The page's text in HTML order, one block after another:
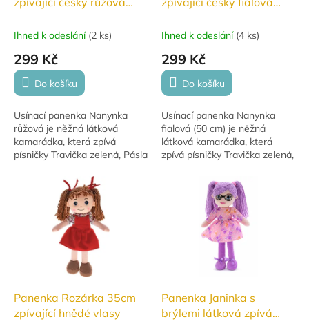
Ihned k odeslání (2 ks)
299 Kč
Do košíku
Usínací panenka Nanynka
růžová je něžná látková
kamarádka, která zpívá
písničky Travička zelená, Pásla
ovečky a Halí belí. Po stisknutí
bříška mluví a zpívá, čímž
Ihned k odeslání (4 ks)
299 Kč
Do košíku
Usínací panenka Nanynka
fialová (50 cm) je něžná
látková kamarádka, která
zpívá písničky Travička zelená,
Pásla ovečky a Halí belí. Po
stisknutí bříška mluví a zpívá,
Panenka Rozárka 35cm
zpívající hnědé vlasy
Panenka Janinka s
brýlemi látková zpívá